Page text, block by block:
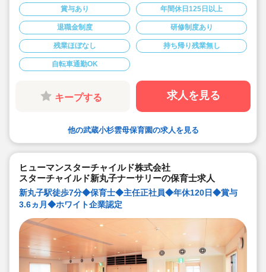
連休）も取得可能です♪
◆雲母保育園は60名以下のコンパクトなサイズの園にな
ります
◆仕事もプライベートも両立出来ます。
◆残業少な目です（サービス残業・持ち帰り業務をしな
い仕組みになっています。平均残業 月4.7時間！）
◆行事は最低限です！行事に追われることはありませ
ん。
◆日々の保育を大切に楽しくお仕事出来ます（行事準
備・書き物類軽減されています）
◆ピアノが弾けなくてOKです。（得意分野を活かして頂
く方針です
◆保育以外の業務量が不安な方も安心です。（ICTシステ
ム導入で業務効率化が図れています）
輩社員が徹底サポートします）
◆ベネフィットステーション（飲食店,宿泊・レジャー施
設などの割引）
◆永年勤続表彰（勤続10年を迎える正社員に、賞与とリ
フレッシュ休暇が出ます）
◆退職金制度あり
◆職員同士の協力を大切にしています！保育経験がな
い、ブランクが有る方もOK（先輩スタッフがサポートし
賞与あり 年間休日125日以上
退職金制度 研修制度あり
残業ほぼなし 持ち帰り残業無し
自転車通勤OK
キープする 求人を見る
他の武蔵小杉雲母保育園の求人を見る
ヒューマンスターチャイルド株式会社
スターチャイルド新丸子ナーサリーの保育士求人
新丸子駅徒歩7分◆保育士◆主任正社員◆年休120日◆賞与
3.6ヵ月◆ホワイト企業認定